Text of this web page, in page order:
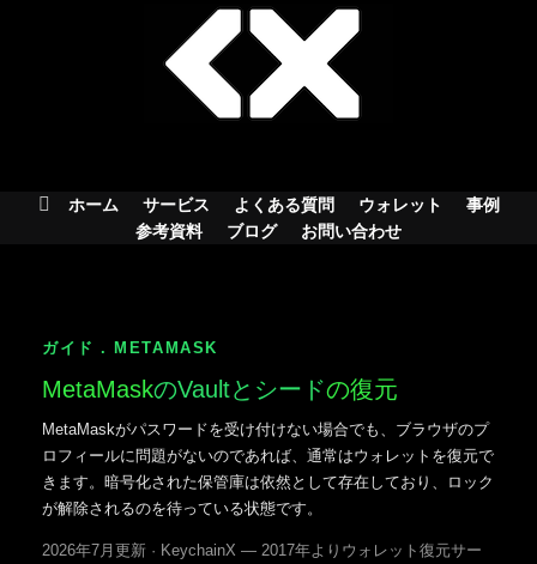
ホーム サービス よくある質問 ウォレット
事例
参考資料
ブログ お問い合わせ
ガイド . METAMASK
MetaMaskのVaultとシードの復元
MetaMaskがパスワードを受け付けない場合でも、ブラウザのプ
ロフィールに問題がないのであれば、通常はウォレットを復元で
きます。暗号化された保管庫は依然として存在しており、ロック
が解除されるのを待っている状態です。
2026年7月更新 · KeychainX — 2017年よりウォレット復元サー